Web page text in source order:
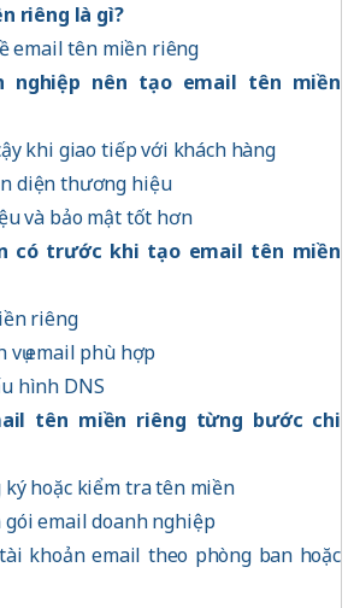
riêng là gì?
email tên miền riêng
nghiệp nên tạo email tên miền
khi giao tiếp với khách hàng
diện thương hiệu
và bảo mật tốt hơn
có trước khi tạo email tên miền
riêng
vụ email phù hợp
hình DNS
tên miền riêng từng bước chi
ký hoặc kiểm tra tên miền
gói email doanh nghiệp
khoản email theo phòng ban hoặc